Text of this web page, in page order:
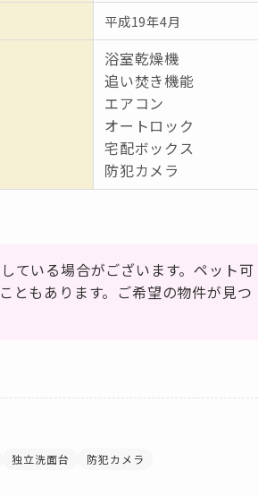
平成19年4月
浴室乾燥機
追い焚き機能
エアコン
オートロック
宅配ボックス
防犯カメラ
ている場合がございます。ペット可
ともあります。ご希望の物件が見つ
独立洗面台 防犯カメラ